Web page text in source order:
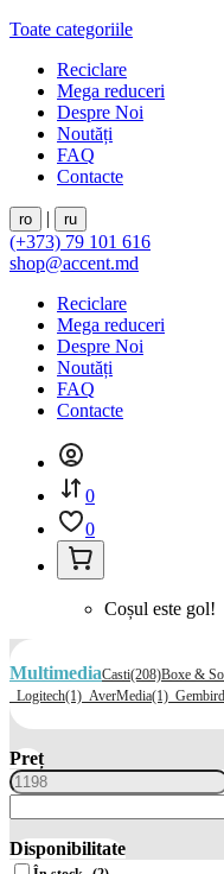
Toate categoriile
Reciclare
Mega reduceri
Despre Noi
Noutăți
FAQ
Contacte
ro | ru
(+373) 79 101 616
shop@accent.md
Reciclare
Mega reduceri
Despre Noi
Noutăți
FAQ
Contacte
0
0
Coșul este gol!
MultimediaCasti(208)Boxe &
Logitech(1) AverMedia(1) Gembird
Preț
Disponibilitate